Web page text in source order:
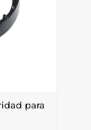
para